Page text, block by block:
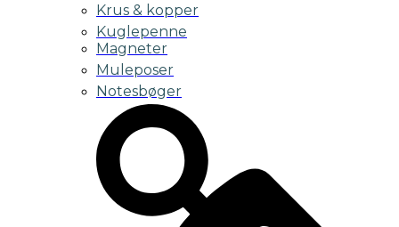
Krus & kopper
Kuglepenne
Magneter
Muleposer
Notesbøger